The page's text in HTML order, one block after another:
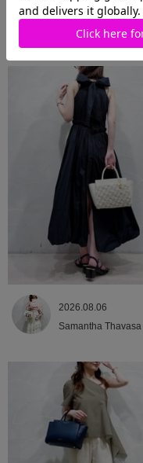
Samantha Thavasa
Choice
2026.08.06
Samantha Thavasa